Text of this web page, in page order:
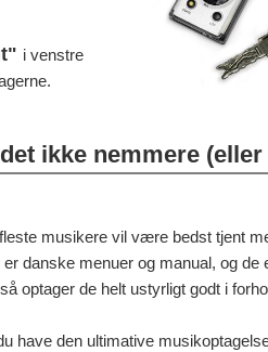
i venstre
ikke nemmere (eller
musikere vil være bedst tjent
er danske menuer og manual, og de
optager de helt ustyrligt godt i
have den ultimative